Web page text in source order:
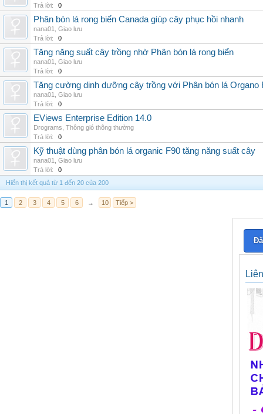
Trả lời:
0
Phân bón lá rong biển Canada giúp cây phục hồi nhanh
nana01
Giao lưu
Trả lời:
0
Tăng năng suất cây trồng nhờ Phân bón lá rong biển
nana01
Giao lưu
Trả lời:
0
Tăng cường dinh dưỡng cây trồng với Phân bón lá Organo
nana01
Giao lưu
Trả lời:
0
EViews Enterprise Edition 14.0
Drograms Thông gió thông thường
Trả lời:
0
Kỹ thuật dùng phân bón lá organic F90 tăng năng suất cây
nana01
Giao lưu
Trả lời:
0
Hiển thị kết quả từ 1 đến 20 của 200
1 2 3 4 5 6 → 10 Tiếp >